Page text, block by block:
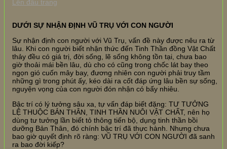
Lên đầu trang
DƯỚI SỰ NHẬN ĐỊNH VŨ TRỤ VỚI CON NGƯỜI
Sự nhận định con người với Vũ Trụ, vấn đề này được nêu ra từ
lâu. Khi con người biết nhận thức đến Tinh Thần đồng Vật Chất
thảy đều có giá trị, đời sống, lẽ sống không tồn tại, chưa bao
giờ thoải mái bền lâu, dù cho có cũng trong chốc lát bay theo
ngọn gió cuốn mây bay, đương nhiên con người phải truy tầm
những gì trong phút ấy, kéo dài ra cốt đáp ứng lâu bền sự sống,
nguyện vọng của con người đón nhận có bấy nhiêu.
Bậc trí có lý tưởng sâu xa, tự vấn đáp biết đặng: TƯ TƯỞNG
LỆ THUỘC BẢN THÂN, TINH THẦN NUÔI VẬT CHẤT, nên họ
dùng tư tưởng lần biết tỏ thông tiến bộ, dụng tinh thần bồi
dưỡng Bản Thân, đó chính bậc trí đã thực hành. Nhưng chưa
bao giờ quyết định rõ ràng: VŨ TRỤ VỚI CON NGƯỜI đã sanh
ra bao đời kiếp?